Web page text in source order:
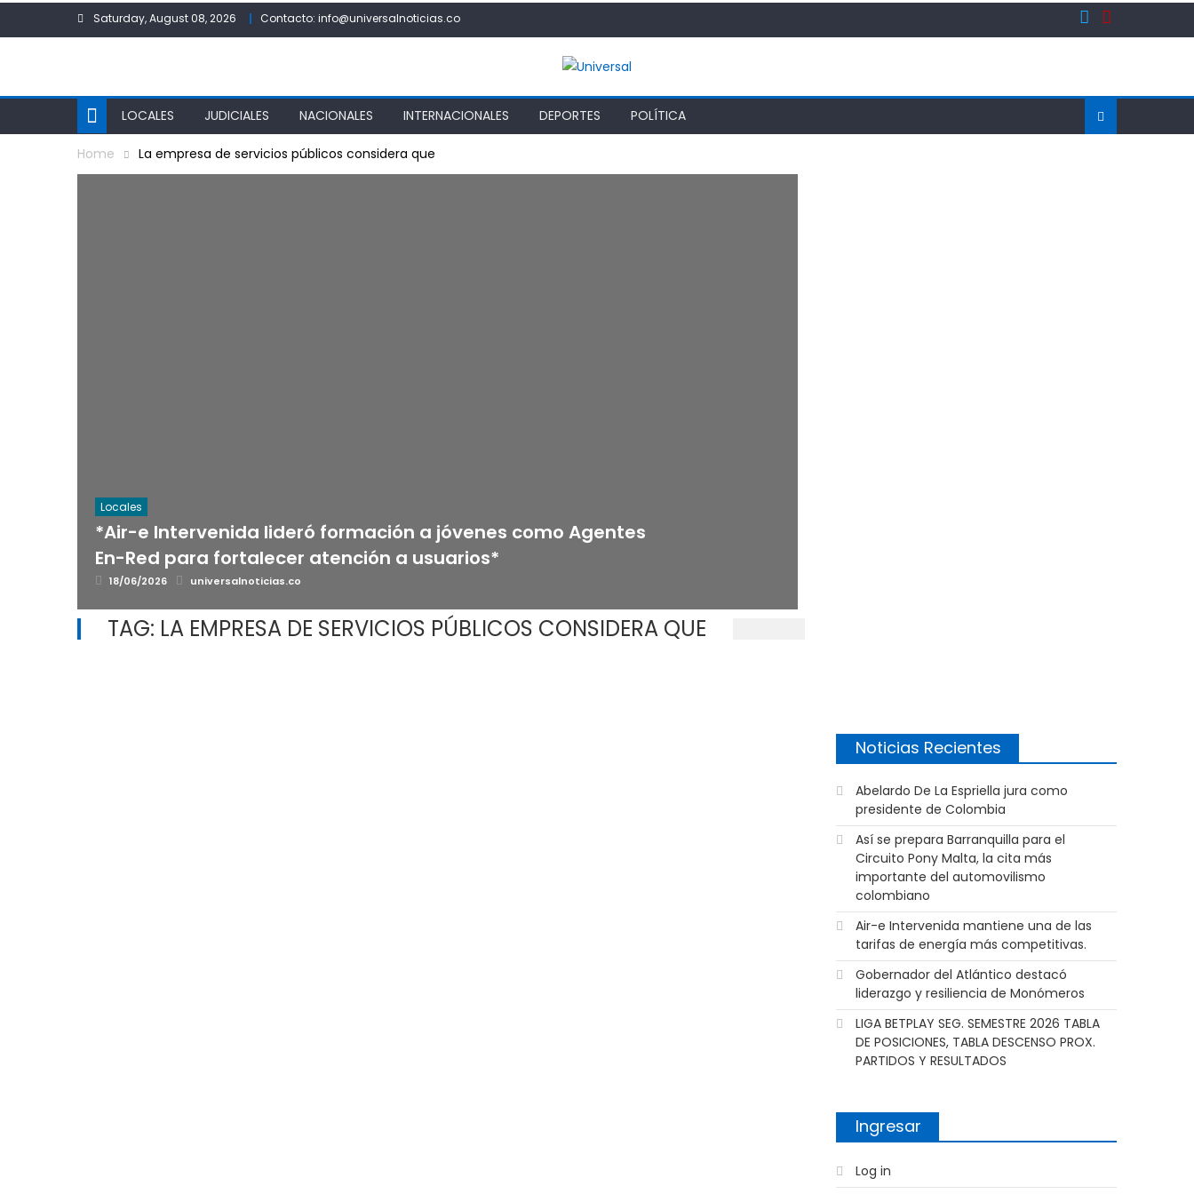
Saturday, August 08, 2026 Contacto: info@universalnoticias.co
LOCALES JUDICIALES NACIONALES INTERNACIONALES DEPORTES POLÍTICA
Home La empresa de servicios públicos considera que
Locales
*Air-e Intervenida lideró formación a jóvenes como Agentes
En-Red para fortalecer atención a usuarios*
Posted
18/06/2026 Author
universalnoticias.co
TAG: LA EMPRESA DE SERVICIOS PÚBLICOS CONSIDERA QUE
Noticias Recientes
Abelardo De La Espriella jura como
presidente de Colombia
Así se prepara Barranquilla para el
Circuito Pony Malta, la cita más
importante del automovilismo
colombiano
Air-e Intervenida mantiene una de las
tarifas de energía más competitivas.
Gobernador del Atlántico destacó
liderazgo y resiliencia de Monómeros
LIGA BETPLAY SEG. SEMESTRE 2026 TABLA
DE POSICIONES, TABLA DESCENSO PROX.
PARTIDOS Y RESULTADOS
Ingresar
Log in